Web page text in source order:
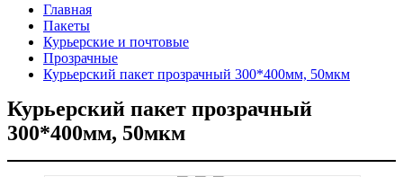
Главная
Пакеты
Курьерские и почтовые
Прозрачные
Курьерский пакет прозрачный 300*400мм, 50мкм
Курьерский пакет прозрачный
300*400мм, 50мкм